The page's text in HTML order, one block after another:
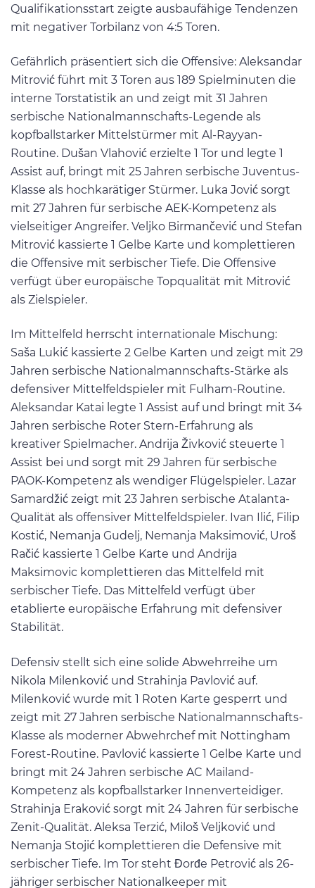
Qualifikationsstart zeigte ausbaufähige Tendenzen
mit negativer Torbilanz von 4:5 Toren.
Gefährlich präsentiert sich die Offensive: Aleksandar
Mitrović führt mit 3 Toren aus 189 Spielminuten die
interne Torstatistik an und zeigt mit 31 Jahren
serbische Nationalmannschafts-Legende als
kopfballstarker Mittelstürmer mit Al-Rayyan-
Routine. Dušan Vlahović erzielte 1 Tor und legte 1
Assist auf, bringt mit 25 Jahren serbische Juventus-
Klasse als hochkarätiger Stürmer. Luka Jović sorgt
mit 27 Jahren für serbische AEK-Kompetenz als
vielseitiger Angreifer. Veljko Birmančević und Stefan
Mitrović kassierte 1 Gelbe Karte und komplettieren
die Offensive mit serbischer Tiefe. Die Offensive
verfügt über europäische Topqualität mit Mitrović
als Zielspieler.
Im Mittelfeld herrscht internationale Mischung:
Saša Lukić kassierte 2 Gelbe Karten und zeigt mit 29
Jahren serbische Nationalmannschafts-Stärke als
defensiver Mittelfeldspieler mit Fulham-Routine.
Aleksandar Katai legte 1 Assist auf und bringt mit 34
Jahren serbische Roter Stern-Erfahrung als
kreativer Spielmacher. Andrija Živković steuerte 1
Assist bei und sorgt mit 29 Jahren für serbische
PAOK-Kompetenz als wendiger Flügelspieler. Lazar
Samardžić zeigt mit 23 Jahren serbische Atalanta-
Qualität als offensiver Mittelfeldspieler. Ivan Ilić, Filip
Kostić, Nemanja Gudelj, Nemanja Maksimović, Uroš
Račić kassierte 1 Gelbe Karte und Andrija
Maksimovic komplettieren das Mittelfeld mit
serbischer Tiefe. Das Mittelfeld verfügt über
etablierte europäische Erfahrung mit defensiver
Stabilität.
Defensiv stellt sich eine solide Abwehrreihe um
Nikola Milenković und Strahinja Pavlović auf.
Milenković wurde mit 1 Roten Karte gesperrt und
zeigt mit 27 Jahren serbische Nationalmannschafts-
Klasse als moderner Abwehrchef mit Nottingham
Forest-Routine. Pavlović kassierte 1 Gelbe Karte und
bringt mit 24 Jahren serbische AC Mailand-
Kompetenz als kopfballstarker Innenverteidiger.
Strahinja Eraković sorgt mit 24 Jahren für serbische
Zenit-Qualität. Aleksa Terzić, Miloš Veljković und
Nemanja Stojić komplettieren die Defensive mit
serbischer Tiefe. Im Tor steht Đorđe Petrović als 26-
jähriger serbischer Nationalkeeper mit